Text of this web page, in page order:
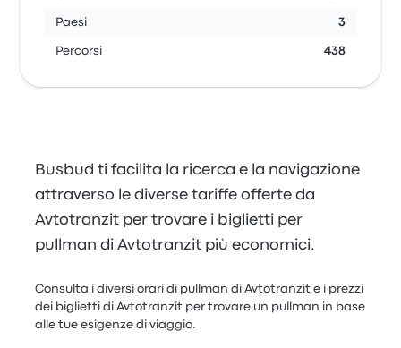
Paesi 3
Percorsi 438
Busbud ti facilita la ricerca e la navigazione
attraverso le diverse tariffe offerte da
Avtotranzit per trovare i biglietti per
pullman di Avtotranzit più economici.
Consulta i diversi orari di pullman di Avtotranzit e i prezzi
dei biglietti di Avtotranzit per trovare un pullman in base
alle tue esigenze di viaggio.